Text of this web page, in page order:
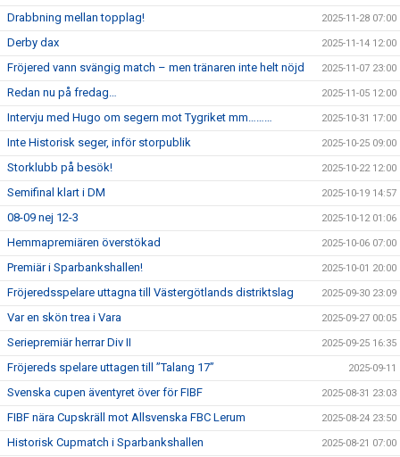
Drabbning mellan topplag! 2025-11-28 07:00
Derby dax 2025-11-14 12:00
Fröjered vann svängig match – men tränaren inte helt nöjd 2025-11-07 23:00
Redan nu på fredag… 2025-11-05 12:00
Intervju med Hugo om segern mot Tygriket mm……… 2025-10-31 17:00
Inte Historisk seger, inför storpublik 2025-10-25 09:00
Storklubb på besök! 2025-10-22 12:00
Semifinal klart i DM 2025-10-19 14:57
08-09 nej 12-3 2025-10-12 01:06
Hemmapremiären överstökad 2025-10-06 07:00
Premiär i Sparbankshallen! 2025-10-01 20:00
Fröjeredsspelare uttagna till Västergötlands distriktslag 2025-09-30 23:09
Var en skön trea i Vara 2025-09-27 00:05
Seriepremiär herrar Div II 2025-09-25 16:35
Fröjereds spelare uttagen till ”Talang 17” 2025-09-11
Svenska cupen äventyret över för FIBF 2025-08-31 23:03
FIBF nära Cupskräll mot Allsvenska FBC Lerum 2025-08-24 23:50
Historisk Cupmatch i Sparbankshallen 2025-08-21 07:00